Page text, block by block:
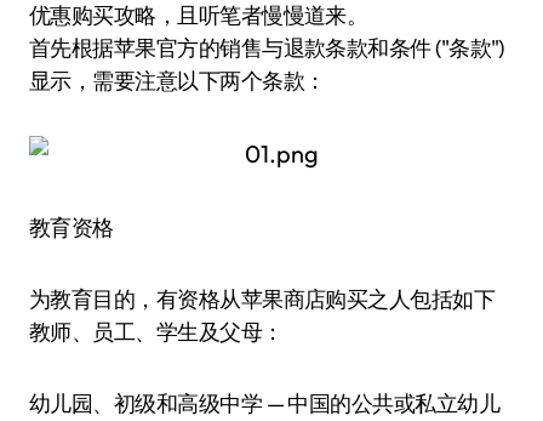
优惠购买攻略，且听笔者慢慢道来。
首先根据苹果官方的销售与退款条款和条件 ("条款")
显示，需要注意以下两个条款：
教育资格
为教育目的，有资格从苹果商店购买之人包括如下
教师、员工、学生及父母：
幼儿园、初级和高级中学 — 中国的公共或私立幼儿